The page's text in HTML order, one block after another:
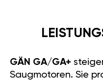
GÄN GA/GA+
Saugmotoren. Sie